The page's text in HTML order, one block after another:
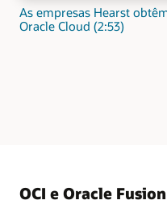
As empresas Hearst
Oracle Cloud (2:53)
OCI e Oracle